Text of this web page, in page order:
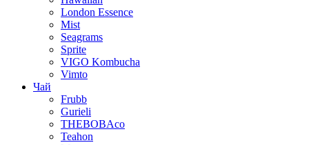
London Essence
Mist
Seagrams
Sprite
VIGO Kombucha
Vimto
Чай
Frubb
Gurieli
THEBOBAco
Teahon